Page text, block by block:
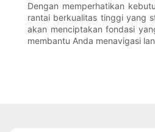
Dengan memperhatikan
rantai berkualitas tinggi yang
akan menciptakan fondasi
membantu Anda menavigasi